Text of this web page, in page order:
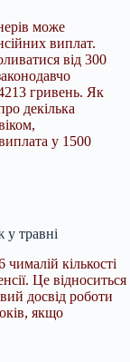
може
виплат.
від 300
гривень. Як
декілька
у 1500
у травні
кількості
Це відноситься
досвід роботи
якщо